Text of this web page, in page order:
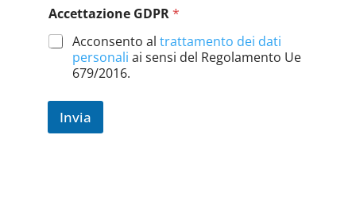
i
r
i
Accettazione GDPR*
Acconsento al trattamento dei dati
personali ai sensi del Regolamento Ue
679/2016.
Invia